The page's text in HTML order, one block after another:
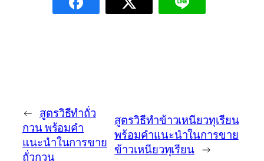
← สูตรวิธีทำถั่ว
กวน พร้อมคำ
แนะนำในการขาย
ถั่วกวน
สูตรวิธีทำข้าวเหนียวทุเรียน
พร้อมคำแนะนำในการขาย
ข้าวเหนียวทุเรียน →